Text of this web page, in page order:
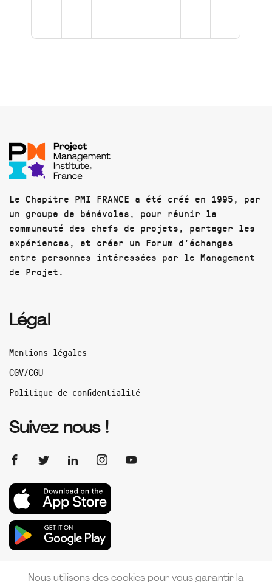
Le Chapitre PMI FRANCE a été créé en 1995, par
un groupe de bénévoles, pour réunir la
communauté des chefs de projets, partager les
expériences, et créer un Forum d'échanges
entre personnes intéressées par le Management
de Projet.
Légal
Mentions légales
CGV/CGU
Politique de confidentialité
Suivez nous !
Nous utilisons des cookies pour vous garantir la